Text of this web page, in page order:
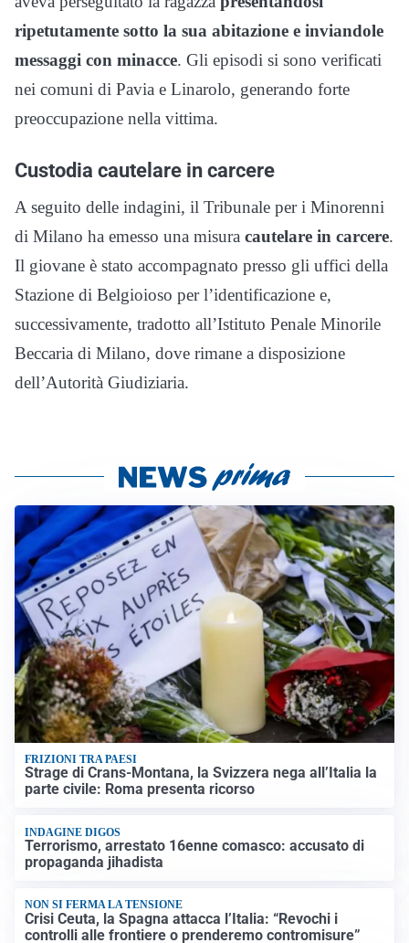
ripetutamente sotto la sua abitazione e inviandole
messaggi con minacce. Gli episodi si sono verificati
nei comuni di Pavia e Linarolo, generando forte
preoccupazione nella vittima.
Custodia cautelare in carcere
A seguito delle indagini, il Tribunale per i Minorenni
di Milano ha emesso una misura cautelare in carcere.
Il giovane è stato accompagnato presso gli uffici della
Stazione di Belgioioso per l’identificazione e,
successivamente, tradotto all’Istituto Penale Minorile
Beccaria di Milano, dove rimane a disposizione
dell’Autorità Giudiziaria.
FRIZIONI TRA PAESI
Strage di Crans-Montana, la Svizzera nega all’Italia la
parte civile: Roma presenta ricorso
INDAGINE DIGOS
Terrorismo, arrestato 16enne comasco: accusato di
propaganda jihadista
NON SI FERMA LA TENSIONE
Crisi Ceuta, la Spagna attacca l’Italia: “Revochi i
controlli alle frontiere o prenderemo contromisure”